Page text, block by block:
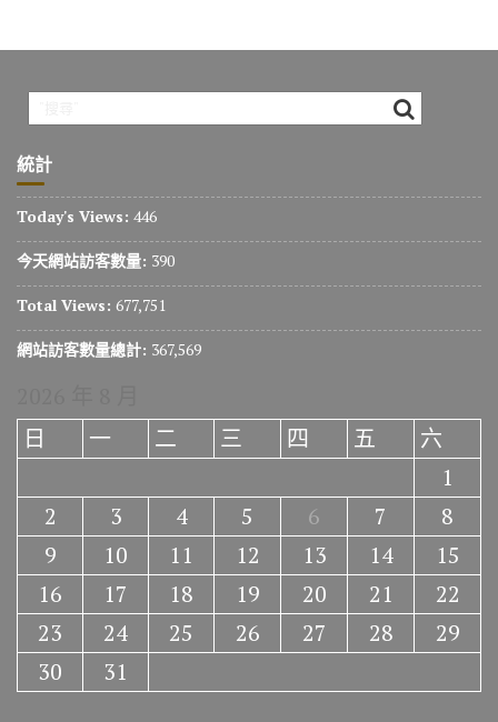
統計
Today's Views: 446
今天網站訪客數量: 390
Total Views: 677,751
網站訪客數量總計: 367,569
日
一 二 三 四 五
六
1
2
3 4 5 6 7
8
9
10 11 12 13 14
15
16
17 18 19 20 21
22
23
24 25 26 27 28
29
30
31